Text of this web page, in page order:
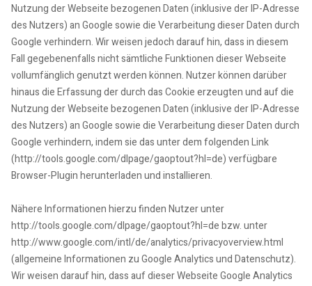
Nutzung der Webseite bezogenen Daten (inklusive der IP-Adresse
des Nutzers) an Google sowie die Verarbeitung dieser Daten durch
Google verhindern. Wir weisen jedoch darauf hin, dass in diesem
Fall gegebenenfalls nicht sämtliche Funktionen dieser Webseite
vollumfänglich genutzt werden können. Nutzer können darüber
hinaus die Erfassung der durch das Cookie erzeugten und auf die
Nutzung der Webseite bezogenen Daten (inklusive der IP-Adresse
des Nutzers) an Google sowie die Verarbeitung dieser Daten durch
Google verhindern, indem sie das unter dem folgenden Link
(http://tools.google.com/dlpage/gaoptout?hl=de) verfügbare
Browser-Plugin herunterladen und installieren.
Nähere Informationen hierzu finden Nutzer unter
http://tools.google.com/dlpage/gaoptout?hl=de bzw. unter
http://www.google.com/intl/de/analytics/privacyoverview.html
(allgemeine Informationen zu Google Analytics und Datenschutz).
Wir weisen darauf hin, dass auf dieser Webseite Google Analytics